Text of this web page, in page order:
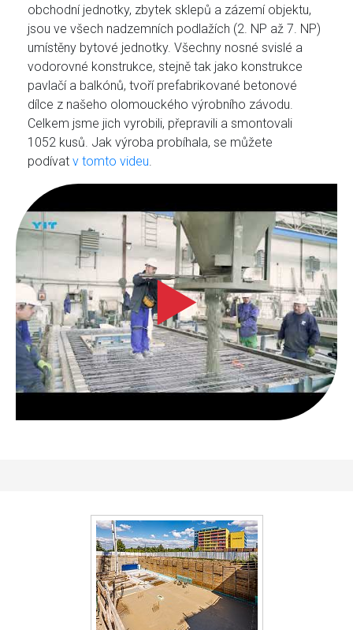
obchodní jednotky, zbytek sklepů a zázemí objektu,
jsou ve všech nadzemních podlažích (2. NP až 7. NP)
umístěny bytové jednotky. Všechny nosné svislé a
vodorovné konstrukce, stejně tak jako konstrukce
pavlačí a balkónů, tvoří prefabrikované betonové
dílce z našeho olomouckého výrobního závodu.
Celkem jsme jich vyrobili, přepravili a smontovali
1052 kusů. Jak výroba probíhala, se můžete
podívat v tomto videu.